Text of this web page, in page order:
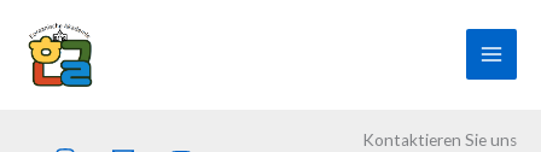
content
Kontaktieren Sie uns